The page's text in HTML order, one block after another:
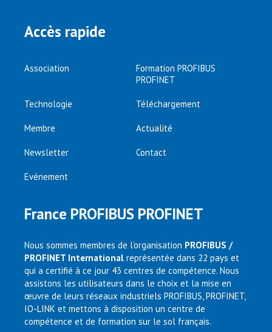
Accès rapide
Association
Formation PROFIBUS
PROFINET
Technologie Téléchargement
Membre Actualité
Newsletter Contact
Evénement
France PROFIBUS PROFINET
Nous sommes membres de l’organisation PROFIBUS /
PROFINET International représentée dans 22 pays et
qui a certifié à ce jour 43 centres de compétence. Nous
assistons les utilisateurs dans le choix et la mise en
œuvre de leurs réseaux industriels PROFIBUS, PROFINET,
IO-LINK et mettons à disposition un centre de
compétence et de formation sur le sol français.